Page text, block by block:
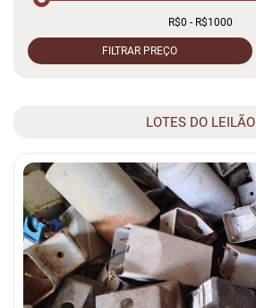
FILTRAR PREÇO
LOTES DO LEILÃO